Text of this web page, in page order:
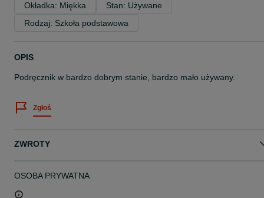
Okładka: Miękka
Stan: Używane
Rodzaj: Szkoła podstawowa
OPIS
Podręcznik w bardzo dobrym stanie, bardzo mało używany.
Zgłoś
ZWROTY
OSOBA PRYWATNA